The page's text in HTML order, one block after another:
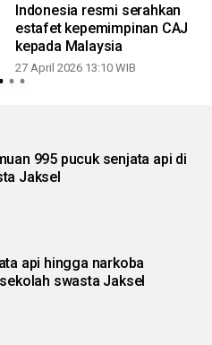
Indonesia resmi serahkan
estafet kepemimpinan CAJ
kepada Malaysia
27 April 2026 13:10 WIB
995 pucuk senjata api di
Jaksel
api hingga narkoba
swasta Jaksel